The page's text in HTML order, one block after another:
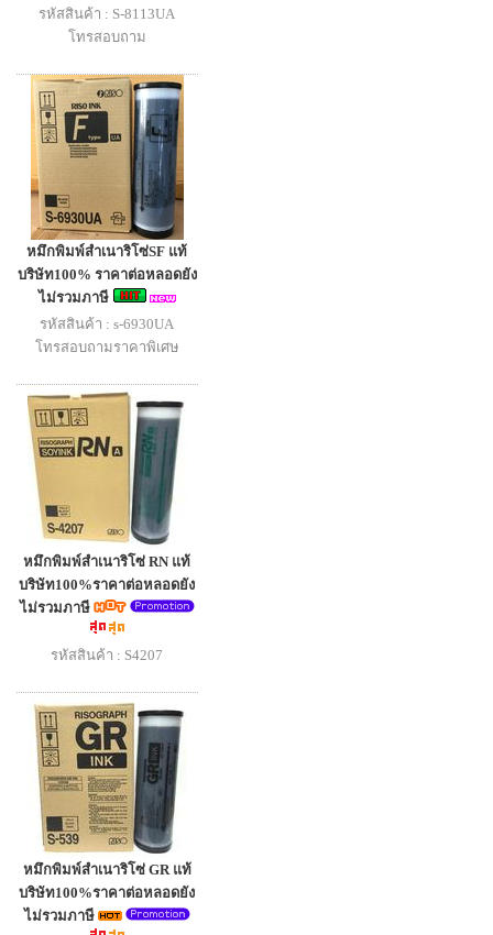
รหัสสินค้า : S-8113UA
โทรสอบถาม
หมึกพิมพ์สำเนาริโซ่SF แท้
บริษัท100% ราคาต่อหลอดยัง
ไม่รวมภาษี
รหัสสินค้า : s-6930UA
โทรสอบถามราคาพิเศษ
หมึกพิมพ์สำเนาริโซ่ RN แท้
บริษัท100%ราคาต่อหลอดยัง
ไม่รวมภาษี
รหัสสินค้า : S4207
หมึกพิมพ์สำเนาริโซ่ GR แท้
บริษัท100%ราคาต่อหลอดยัง
ไม่รวมภาษี